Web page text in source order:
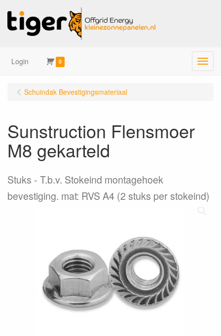
Login 0 Menu
Schuindak Bevestigingsmateriaal
Sunstruction Flensmoer
M8 gekarteld
Stuks
T.b.v. Stokeind montagehoek
bevestiging. mat: RVS A4 (2 stuks per stokeind)